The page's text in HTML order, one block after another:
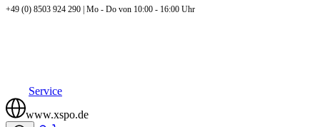
+49 (0) 8503 924 290 | Mo - Do von 10:00 - 16:00 Uhr
Service
www.xspo.de